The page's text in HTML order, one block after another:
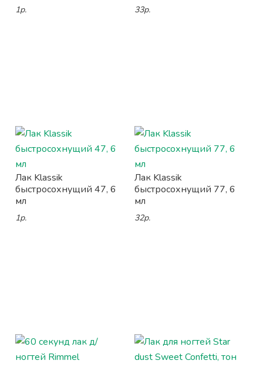
1р. 33р.
Лак Klassik
быстросохнущий 47, 6
мл
1р.
Лак Klassik
быстросохнущий 77, 6
мл
32р.